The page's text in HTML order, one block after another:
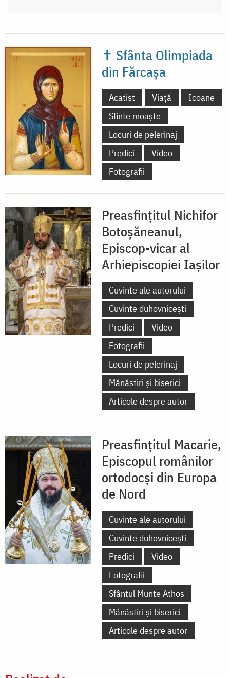
✝ Sfânta Olimpiada
din Fărcașa
Acatist Viață
Icoane
Sfinte moaște
Locuri de pelerinaj
Predici
Video
Fotografii
Preasfințitul Nichifor
Botoșăneanul,
Episcop-vicar al
Arhiepiscopiei Iașilor
Cuvinte ale autorului
Cuvinte duhovnicești
Predici
Video
Fotografii
Locuri de pelerinaj
Mănăstiri și biserici
Articole despre autor
Preasfințitul Macarie,
Episcopul românilor
ortodocși din Europa
de Nord
Cuvinte ale autorului
Cuvinte duhovnicești
Predici
Video
Fotografii
Sfântul Munte Athos
Mănăstiri și biserici
Articole despre autor